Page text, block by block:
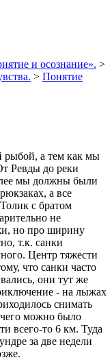
и осознание». >
> Понятие
рыбой, а тем как мы
Ревды до реки
мы должны были
а все
с братом
не
но про ширину
т.к. санки
Центр тяжести
что санки часто
они тут же
- на лыжах
снимать
можно было
всего-то 6 км. Туда
за две недели